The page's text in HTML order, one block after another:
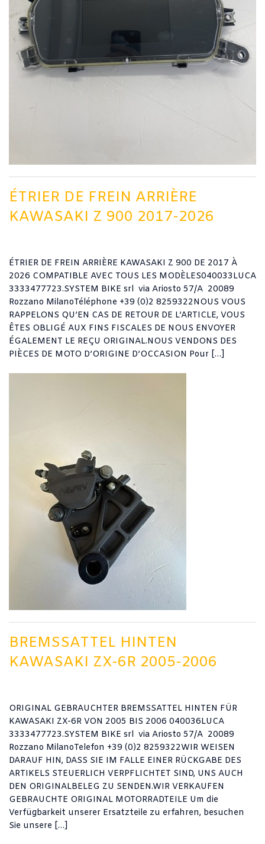
ÉTRIER DE FREIN ARRIÈRE
KAWASAKI Z 900 2017-2026
ÉTRIER DE FREIN ARRIÈRE KAWASAKI Z 900 DE 2017 À
2026 COMPATIBLE AVEC TOUS LES MODÈLES040033LUCA
3333477723.SYSTEM BIKE srl via Ariosto 57/A 20089
Rozzano MilanoTéléphone +39 (0)2 8259322NOUS VOUS
RAPPELONS QU’EN CAS DE RETOUR DE L’ARTICLE, VOUS
ÊTES OBLIGÉ AUX FINS FISCALES DE NOUS ENVOYER
ÉGALEMENT LE REÇU ORIGINAL.NOUS VENDONS DES
PIÈCES DE MOTO D’ORIGINE D’OCCASION Pour […]
BREMSSATTEL HINTEN
KAWASAKI ZX-6R 2005-2006
ORIGINAL GEBRAUCHTER BREMSSATTEL HINTEN FÜR
KAWASAKI ZX-6R VON 2005 BIS 2006 040036LUCA
3333477723.SYSTEM BIKE srl via Ariosto 57/A 20089
Rozzano MilanoTelefon +39 (0)2 8259322WIR WEISEN
DARAUF HIN, DASS SIE IM FALLE EINER RÜCKGABE DES
ARTIKELS STEUERLICH VERPFLICHTET SIND, UNS AUCH
DEN ORIGINALBELEG ZU SENDEN.WIR VERKAUFEN
GEBRAUCHTE ORIGINAL MOTORRADTEILE Um die
Verfügbarkeit unserer Ersatzteile zu erfahren, besuchen
Sie unsere […]